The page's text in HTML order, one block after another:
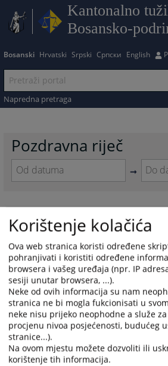
Kantonalno
Bosansko-
Bosanski Hrvatski Srpski Српски English
Napredna pretraga
Pozdravna riječ
to
interact
with
the
calendar
and
select
a
date.
Press
the
question
mark
key
to
interact
with
the
and
a
date.
Press
the
mark
Pozdravna riječ
11.04.2018.
1 - 1 / 1
1
Korištenje kolačića
Ova web stranica koristi određene
pohranjivati i koristiti određene
browsera i vašeg uređaja (npr. IP
sesiji unutar browsera, ...).
Neke od ovih informacija su nam
stranica ne bi mogla fukcionisati u
neke nisu prijeko neophodne a služe
procjenu nivoa posjećenosti, budućeg
stranice...).
Na ovom mjestu možete dozvoliti ili
korištenje tih informacija.